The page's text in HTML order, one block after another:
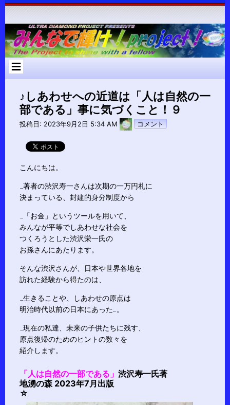
コ
ン
ツ
へ
ス
♪しあわせへの近道は「人は自然の一
部である」事に気づくこと！９
投稿日: 2023年9月2日 5:34 AM pokari7
コメント
こんにちは。
…著者の渋沢寿一さんは次期の一万円札に
決まっている、封建的身分制度から
…「お金」というツールを用いて、
みんなが平等でしあわせな社会を
つくろうとした渋沢栄一氏の
お孫さんにあたります。
そんな渋沢さんが、日本や世界各地を
訪れた経験から得たのは、
…生きることや、しあわせの原点は
明治時代以前の日本にあった…。
…現在の私達、未来の子供たちに残す、
原点復帰のためのヒントの数々を
紹介します。
「人は自然の一部である」 渋沢寿一氏著
地湧の森 2023年7月出版
☆